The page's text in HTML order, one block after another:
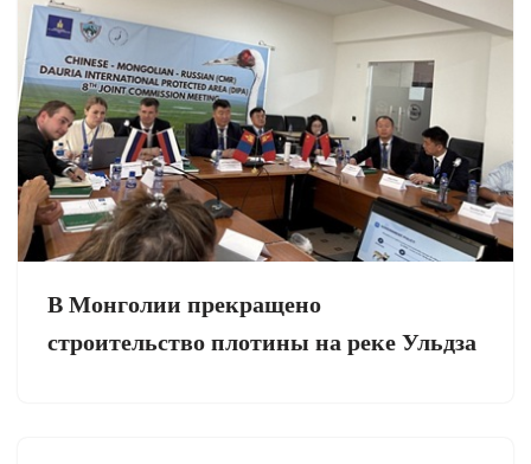
В Монголии прекращено
строительство плотины на реке Ульдза